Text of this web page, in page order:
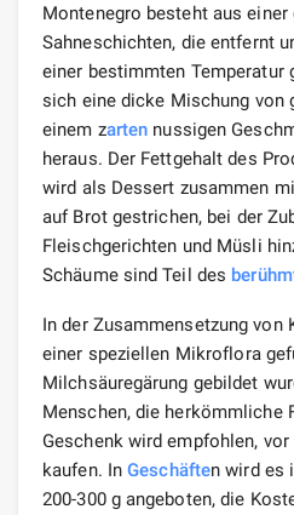
Montenegro besteht aus
Sahneschichten, die entfernt
einer bestimmten Temperatur
sich eine dicke Mischung von
einem zarten nussigen
heraus. Der Fettgehalt des
wird als Dessert zusammen
auf Brot gestrichen, bei der
Fleischgerichten und Müsli
Schäume sind Teil des
In der Zusammensetzung von
einer speziellen Mikroflora
Milchsäuregärung gebildet
Menschen, die herkömmliche
Geschenk wird empfohlen,
kaufen. InGeschäften wird es
200-300 g angeboten, die